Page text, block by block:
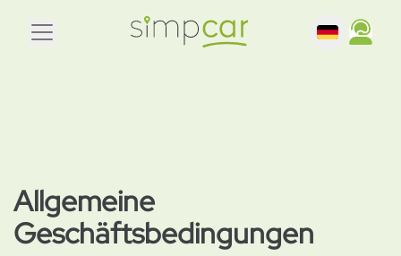
Allgemeine
Geschäftsbedingungen